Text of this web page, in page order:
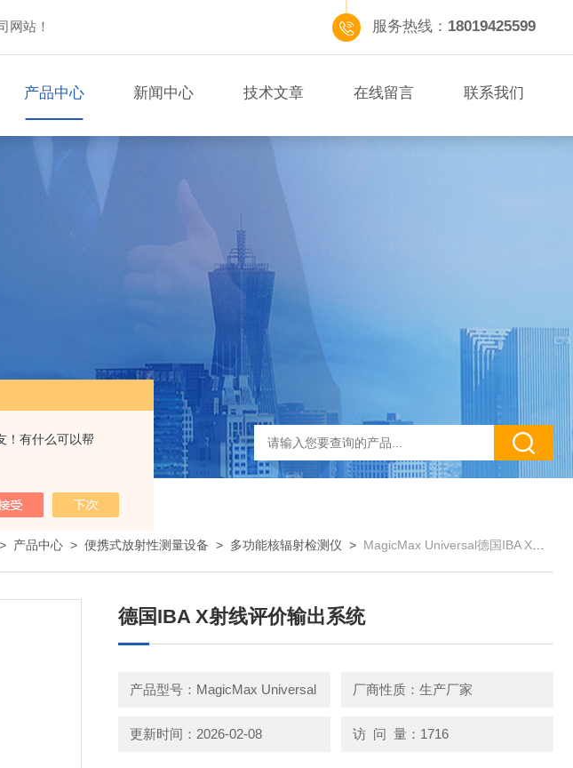
！有什么可以帮
网站！ 服务热线： 18019425599
产品中心 新闻中心 技术文章 在线留言 联系我们
> 产品中心 >便携式放射性测量设备 > 多功能核辐射检测仪 > MagicMax Universal德国IBA X射线评价输出系统
德国IBA X射线评价输出系统
产品型号：MagicMax Universal 厂商性质：生产厂家
更新时间：2026-02-08 访 问 量：1716